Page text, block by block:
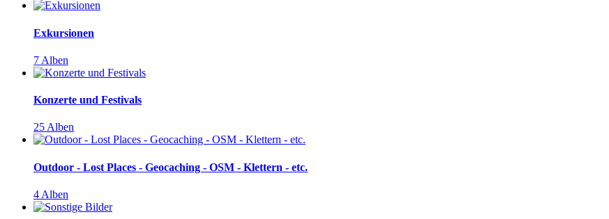
Exkursionen
7 Alben
Konzerte und Festivals
25 Alben
Outdoor - Lost Places - Geocaching - OSM - Klettern - etc.
4 Alben